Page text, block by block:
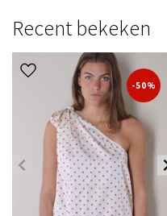
Recent bekeken
-50%